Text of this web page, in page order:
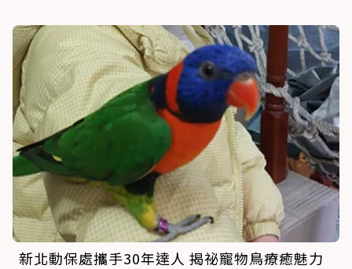
新北動保處攜手30年達人 揭祕寵物鳥療癒魅力